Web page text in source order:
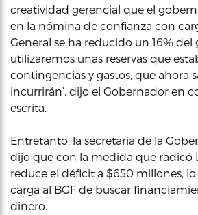
creatividad gerencial que el
en la nómina de confianza con
General se ha reducido un 16% del
utilizaremos unas reservas que
contingencias y gastos, que ahora
incurrirán’, dijo el Gobernador en
escrita.
Entretanto, la secretaria de la
dijo que con la medida que radicó
reduce el déficit a $650 millones,
carga al BGF de buscar
dinero.